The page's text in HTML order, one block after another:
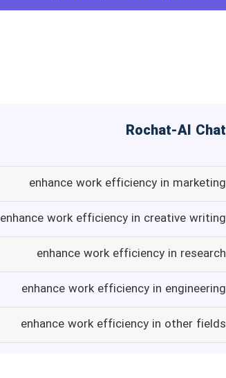
enhance work efficiency in marketing
enhance work efficiency in creative writing
enhance work efficiency in research
enhance work efficiency in engineering
enhance work efficiency in other fields